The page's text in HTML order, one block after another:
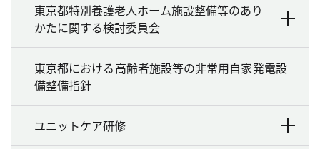
東京都特別養護老人ホーム施設整備等のあり
かたに関する検討委員会
東京都における高齢者施設等の非常用自家発電設
備整備指針
ユニットケア研修